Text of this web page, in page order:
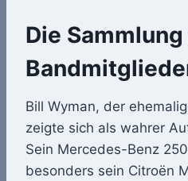
Die
Bill Wyman, der
zeigte sich als wahrer
Sein Mercedes-Benz
besonders sein Citroën